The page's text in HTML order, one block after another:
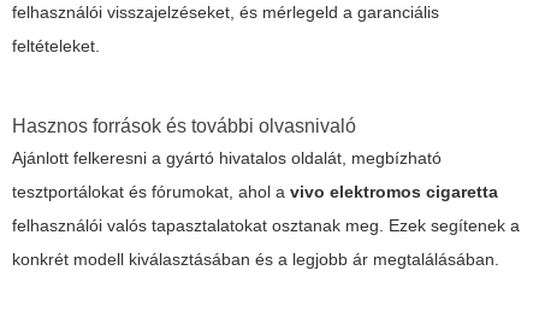
felhasználói visszajelzéseket, és mérlegeld a garanciális
feltételeket.
Hasznos források és további olvasnivaló
Ajánlott felkeresni a gyártó hivatalos oldalát, megbízható
tesztportálokat és fórumokat, ahol a vivo elektromos cigaretta
felhasználói valós tapasztalatokat osztanak meg. Ezek segítenek a
konkrét modell kiválasztásában és a legjobb ár megtalálásában.